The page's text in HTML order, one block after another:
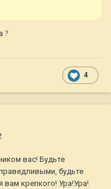
?
4
вас! Будьте
будьте
крепкого! Ура!Ура!